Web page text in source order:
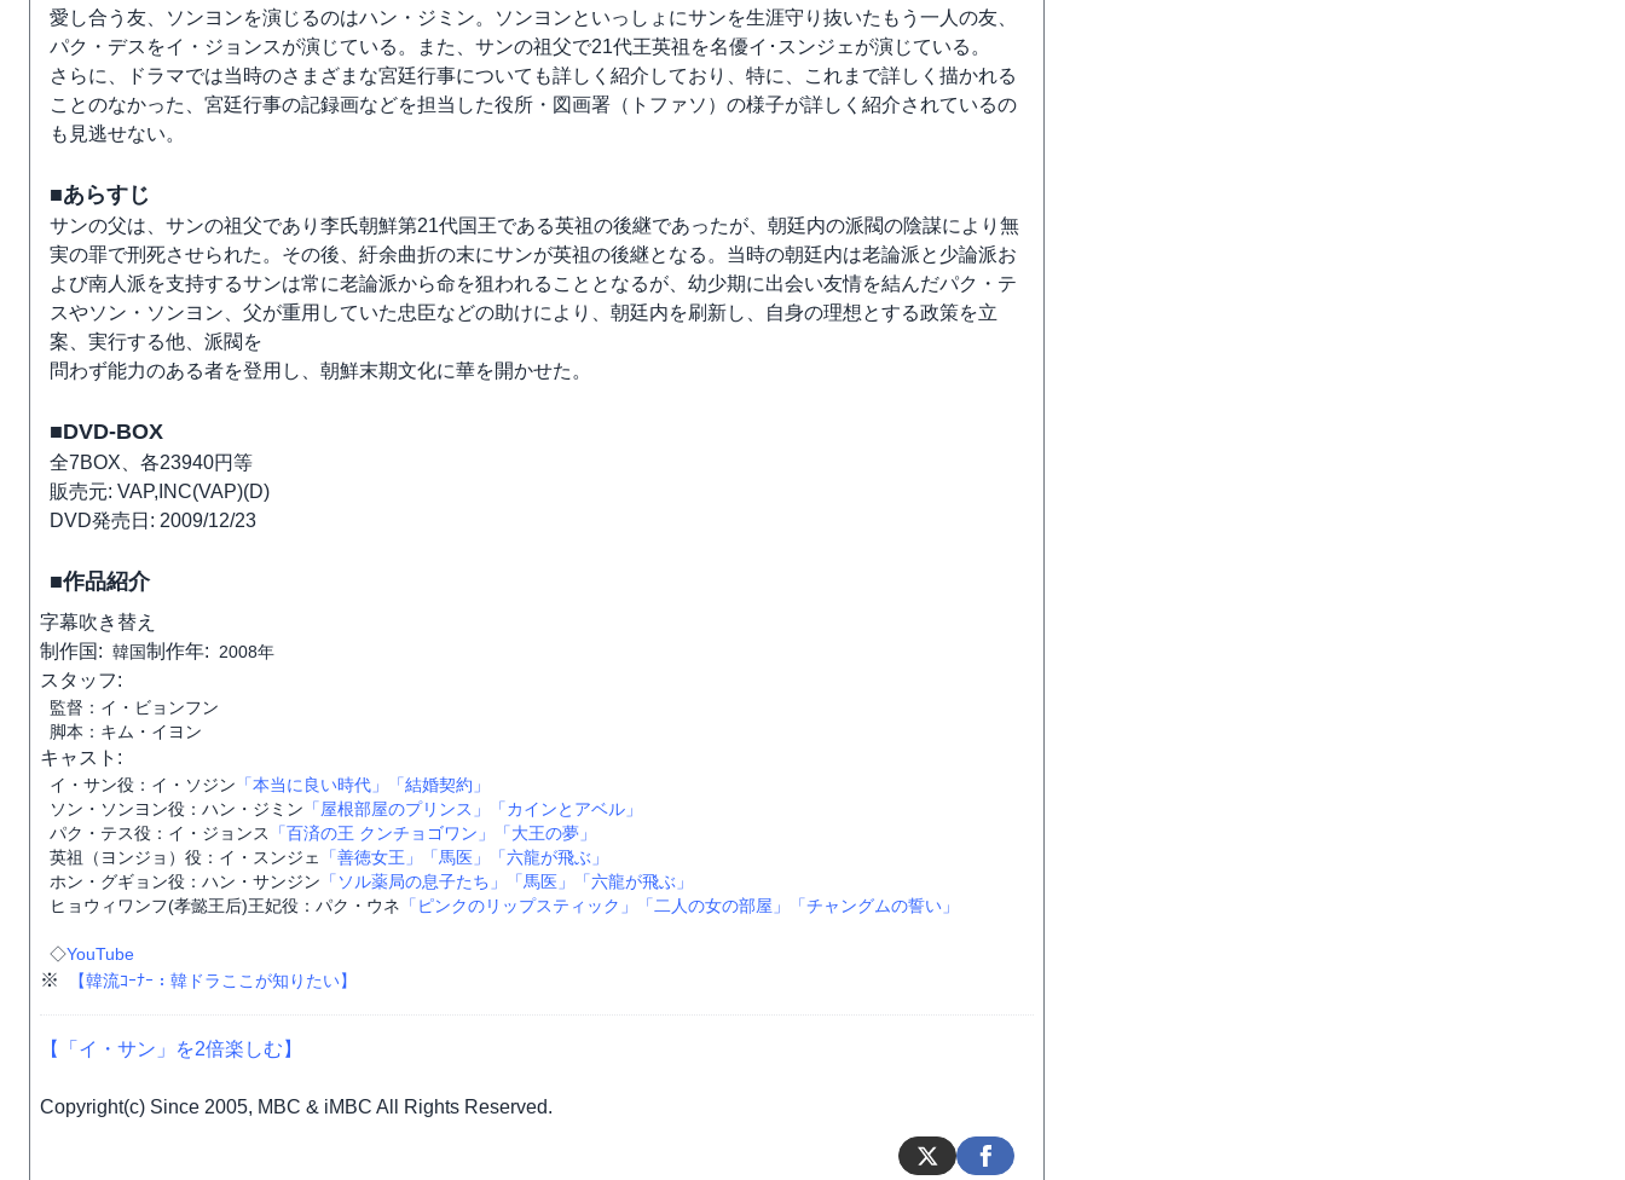
愛し合う友、ソンヨンを演じるのはハン・ジミン。ソンヨンといっしょにサンを生涯守り抜いたもう一人の友、
パク・デスをイ・ジョンスが演じている。また、サンの祖父で21代王英祖を名優イ･スンジェが演じている。
さらに、ドラマでは当時のさまざまな宮廷行事についても詳しく紹介しており、特に、これまで詳しく描かれる
ことのなかった、宮廷行事の記録画などを担当した役所・図画署（トファソ）の様子が詳しく紹介されているの
も見逃せない。
■あらすじ
サンの父は、サンの祖父であり李氏朝鮮第21代国王である英祖の後継であったが、朝廷内の派閥の陰謀により無
実の罪で刑死させられた。その後、紆余曲折の末にサンが英祖の後継となる。当時の朝廷内は老論派と少論派お
よび南人派を支持するサンは常に老論派から命を狙われることとなるが、幼少期に出会い友情を結んだパク・テ
スやソン・ソンヨン、父が重用していた忠臣などの助けにより、朝廷内を刷新し、自身の理想とする政策を立
案、実行する他、派閥を
問わず能力のある者を登用し、朝鮮末期文化に華を開かせた。
■DVD-BOX
全7BOX、各23940円等
販売元: VAP,INC(VAP)(D)
DVD発売日: 2009/12/23
■作品紹介
字幕吹き替え
制作国: 韓国制作年: 2008年
スタッフ:
監督：イ・ビョンフン
脚本：キム・イヨン
キャスト:
イ・サン役：イ・ソジン 「本当に良い時代」
「結婚契約」
ソン・ソンヨン役：ハン・ジミン 「屋根部屋のプリンス」
「カインとアベル」
パク・テス役：イ・ジョンス
「百済の王 クンチョゴワン」
「大王の夢」
英祖（ヨンジョ）役：イ・スンジェ
「善徳女王」 「馬医」
「六龍が飛ぶ」
ホン・グギョン役：ハン・サンジン 「ソル薬局の息子たち」 「馬医」
「六龍が飛ぶ」
ヒョウィワンフ(孝懿王后)王妃役：パク・ウネ 「ピンクのリップスティック」 「二人の女の部屋」 「チャングムの誓い」
◇YouTube
※ 【韓流ｺｰﾅｰ：韓ドラここが知りたい】
【「イ・サン」を2倍楽しむ】
Copyright(c) Since 2005, MBC & iMBC All Rights Reserved.